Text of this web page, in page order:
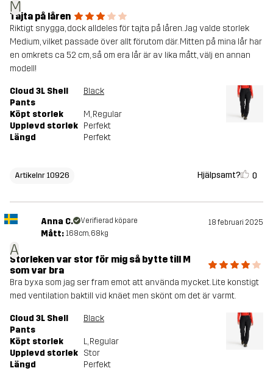
M
Tajta på låren
Riktigt snygga, dock alldeles för tajta på låren. Jag valde storlek
Medium, vilket passade över allt förutom där. Mitten på mina lår har
en omkrets ca 52 cm, så om era lår är av lika mått, välj en annan
modell!
Cloud 3L Shell
Pants
Black
Köpt storlek M, Regular
Upplevd storlek Perfekt
Längd
Perfekt
Artikelnr 10926 Hjälpsamt? 0
A
Anna C. Verifierad köpare 18 februari 2025
Mått: 168cm, 68kg
Storleken var stor för mig så bytte till M
som var bra
Bra byxa som jag ser fram emot att använda mycket. Lite konstigt
med ventilation baktill vid knäet men skönt om det är varmt.
Cloud 3L Shell
Pants
Black
Köpt storlek L, Regular
Upplevd storlek Stor
Längd
Perfekt